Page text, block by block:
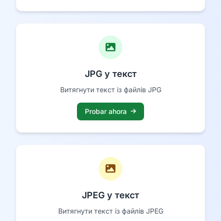
JPG у текст
Витягнути текст із файлів JPG
Probar ahora
JPEG у текст
Витягнути текст із файлів JPEG